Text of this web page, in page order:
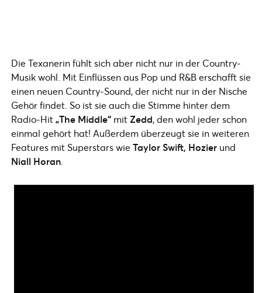
Die Texanerin fühlt sich aber nicht nur in der Country-
Musik wohl. Mit Einflüssen aus Pop und R&B erschafft sie
einen neuen Country-Sound, der nicht nur in der Nische
Gehör findet. So ist sie auch die Stimme hinter dem
Radio-Hit„The Middle“ mit Zedd, den wohl jeder schon
einmal gehört hat! Außerdem überzeugt sie in weiteren
Features mit Superstars wieTaylor Swift, Hozier und
Niall Horan